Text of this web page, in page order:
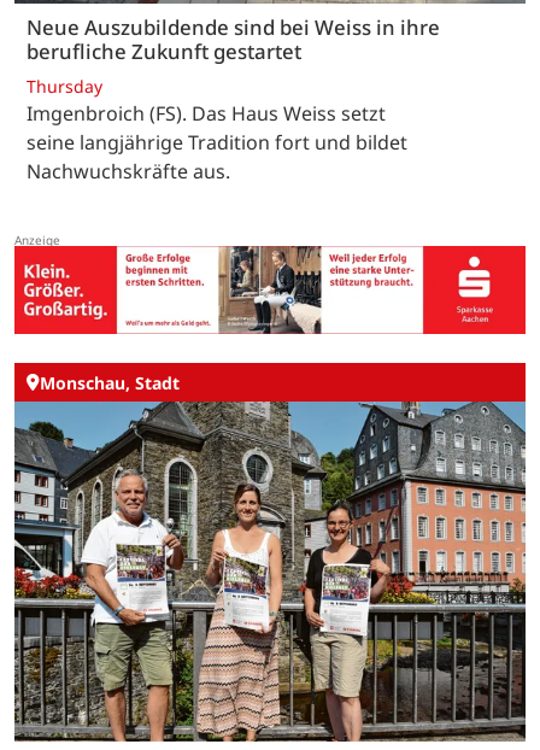
Neue Auszubildende sind bei Weiss in ihre
berufliche Zukunft gestartet
Thursday
Imgenbroich (FS). Das Haus Weiss setzt
seine langjährige Tradition fort und bildet
Nachwuchskräfte aus.
Monschau, Stadt